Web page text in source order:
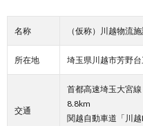
名称 （仮称）川越物流
所在地 埼玉県川越市芳野台
交通
首都高速埼玉大宮
8.8km
関越自動車道「川